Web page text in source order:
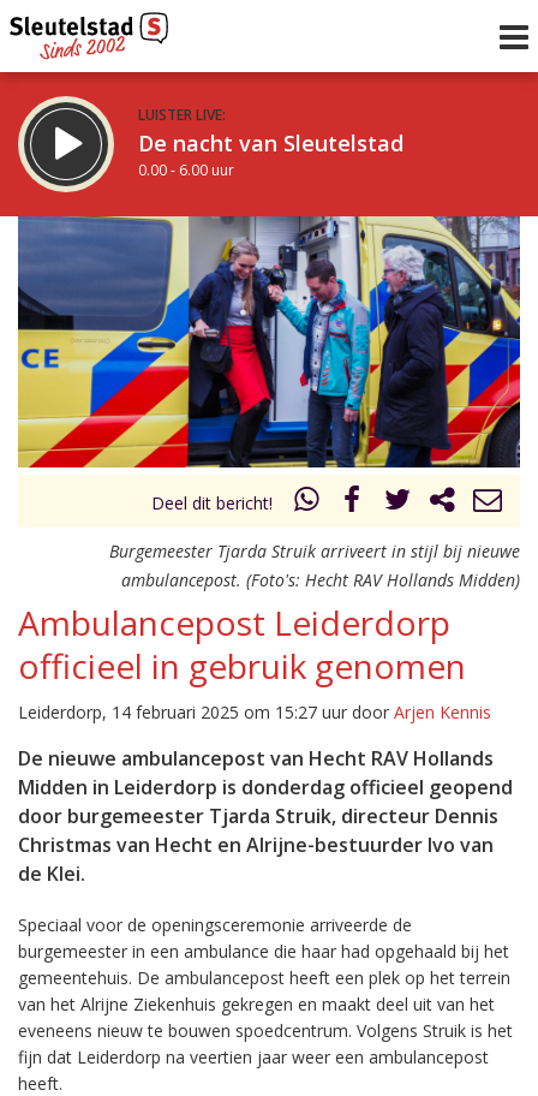
LUISTER LIVE:
De nacht van Sleutelstad
0.00 - 6.00 uur
STRAKS:
De ochtend van Sleutelstad
6.00 - 12.00 uur
Vorig uur
uur 1 van 0 Volgend uur
Inklappen
Deel dit bericht!
Burgemeester Tjarda Struik arriveert in stijl bij nieuwe
ambulancepost. (Foto's: Hecht RAV Hollands Midden)
Ambulancepost Leiderdorp
officieel in gebruik genomen
Leiderdorp, 14 februari 2025 om 15:27 uur door Arjen Kennis
De nieuwe ambulancepost van Hecht RAV Hollands
Midden in Leiderdorp is donderdag officieel geopend
door burgemeester Tjarda Struik, directeur Dennis
Christmas van Hecht en Alrijne-bestuurder Ivo van
de Klei.
Speciaal voor de openingsceremonie arriveerde de
burgemeester in een ambulance die haar had opgehaald bij het
gemeentehuis. De ambulancepost heeft een plek op het terrein
van het Alrijne Ziekenhuis gekregen en maakt deel uit van het
eveneens nieuw te bouwen spoedcentrum. Volgens Struik is het
fijn dat Leiderdorp na veertien jaar weer een ambulancepost
heeft.